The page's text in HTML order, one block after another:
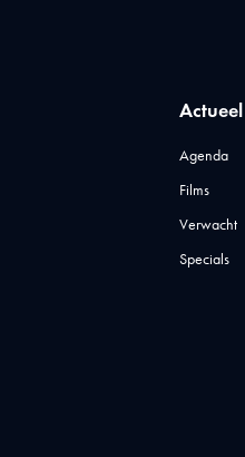
Actueel
Agenda
Films
Verwacht
Specials